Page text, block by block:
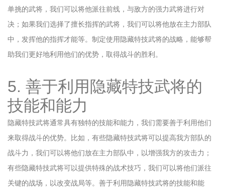
单挑的武将，我们可以将他派往前线，与敌方的强力武将进行对
决；如果我们选择了擅长指挥的武将，我们可以将他放在主力部队
中，发挥他的指挥才能等。制定使用隐藏特技武将的战略，能够帮
助我们更好地利用他们的优势，取得战斗的胜利。
5. 善于利用隐藏特技武将的
技能和能力
隐藏特技武将通常具有独特的技能和能力，我们需要善于利用他们
来取得战斗的优势。比如，有些隐藏特技武将可以提高我方部队的
战斗力，我们可以将他们放在主力部队中，以增强我方的攻击力；
有些隐藏特技武将可以提供特殊的战术技巧，我们可以将他们派往
关键的战场，以改变战局等。善于利用隐藏特技武将的技能和能